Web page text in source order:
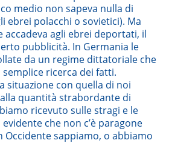
medio non sapeva nulla di
ebrei polacchi o sovietici). Ma
accadeva agli ebrei deportati, il
pubblicità. In Germania le
da un regime dittatoriale che
ricerca dei fatti.
situazione con quella di noi
quantità strabordante di
ricevuto sulle stragi e le
che non c’è paragone
Occidente sappiamo, o abbiamo